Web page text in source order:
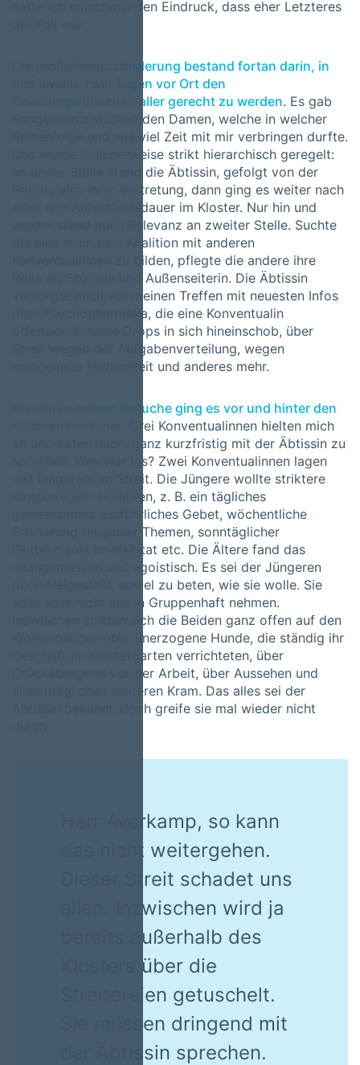
hatte ich manchmal den Eindruck, dass eher Letzteres
Die große Herausforderung bestand fortan darin, in
den jeweils zwei Tagen vor Ort den
Coachingwünschen aller gerecht zu werden. Es gab
Rangeleien zwischen den Damen, welche in welcher
Reihenfolge und wie viel Zeit mit mir verbringen durfte.
Das wurde üblicherweise strikt hierarchisch geregelt:
an erster Stelle stand die Äbtissin, gefolgt von der
Priorin, also ihrer Vertretung, dann ging es weiter nach
Alter und Aufenthaltsdauer im Kloster. Nur hin und
wieder stand auch Relevanz an zweiter Stelle. Suchte
die eine noch eine Koalition mit anderen
Konventualinnen zu bilden, pflegte die andere ihre
Rolle als Störerin und Außenseiterin. Die Äbtissin
versorgte mich vor meinen Treffen mit neuesten Infos
über Psychopharmaka, die eine Konventualin
offensichtlich wie Drops in sich hineinschob, über
Streit wegen der Aufgabenverteilung, wegen
mangelnder Höflichkeit und anderes mehr.
Bei einem meiner Besuche ging es vor und hinter den
Drei Konventualinnen hielten mich
an und baten mich, ganz kurzfristig mit der Äbtissin zu
sprechen. Was war los? Zwei Konventualinnen lagen
seit längerem im Streit. Die Jüngere wollte striktere
Klosterregeln einführen, z. B. ein tägliches
gemeinsames ausführliches Gebet, wöchentliche
Erörterung religiöser Themen, sonntäglicher
Gottesdienst im Habitat etc. Die Ältere fand das
unangemessen und egoistisch. Es sei der Jüngeren
doch freigestellt, soviel zu beten, wie sie wolle. Sie
solle aber nicht alle in Gruppenhaft nehmen.
Inzwischen stritten sich die Beiden ganz offen auf den
Klostergängen über unerzogene Hunde, die ständig ihr
Geschäft im Klostergarten verrichteten, über
Drückebergerei vor der Arbeit, über Aussehen und
allen möglichen weiteren Kram. Das alles sei der
Äbtissin bekannt; doch greife sie mal wieder nicht
Herr Averkamp, so kann
das nicht weitergehen.
Dieser Streit schadet uns
allen. Inzwischen wird ja
bereits außerhalb des
Klosters über die
Streitereien getuschelt.
Sie müssen dringend mit
der Äbtissin sprechen.